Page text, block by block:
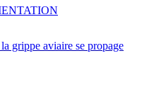
grippe aviaire se propage